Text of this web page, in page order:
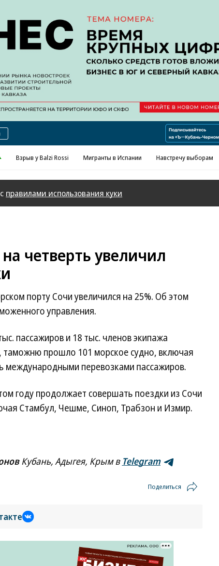
Реклама в «Ъ» www.kommersant.ru/ad
Взрыв у Balzi Rossi Мигранты в Испании Навстречу выборам
правилами использования куки
четверть увеличил
порту Сочи увеличился на 25%. Об этом
управления.
пассажиров и 18 тыс. членов экипажа
таможню прошло 101 морское судно, включая
международными перевозками пассажиров.
году продолжает совершать поездки из Сочи
Стамбул, Чешме, Синоп, Трабзон и Измир.
Кубань, Адыгея, Крым в Telegram
Поделиться